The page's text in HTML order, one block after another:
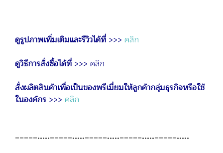
ดูรูปภาพเพิ่มเติมและรีวิวได้ที่ >>> คลิก
ดูวิธีการสั่งซื้อได้ที่ >>> คลิก
สั่งผลิตสินค้าเพื่อเป็นของพรีเมี่ยมให้ลูกค้ากลุ่มธุรกิจหรือใช้
ในองค์กร >>> คลิก
=====•••••=====•••••=====•••••=====•••••=====•••••